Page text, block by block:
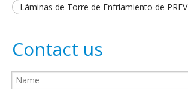
Láminas de Torre de Enfriamiento de PRFV
Contact us